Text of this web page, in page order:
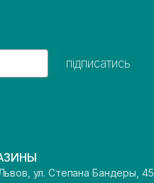
підписатись
ул. Степана Бандеры, 45